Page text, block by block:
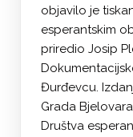
objavilo je
esperantskim
priredio Josip
Đurđevcu.
Grada
Društva